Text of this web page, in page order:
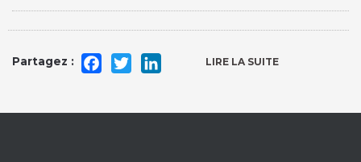
Facebook
TwitterLinkedInLIRE LA SUITE